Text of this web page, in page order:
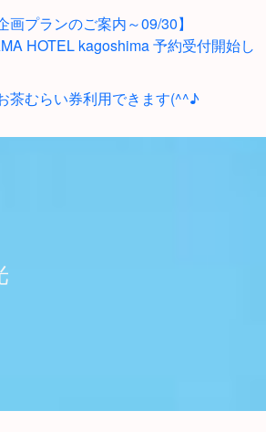
画プランのご案内～09/30】
HOTEL kagoshima 予約受付開始し
茶むらい券利用できます(^^♪